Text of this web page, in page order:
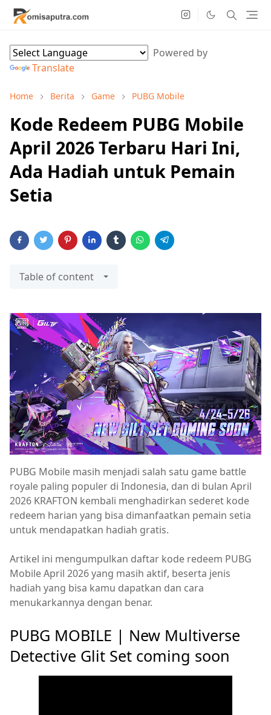
Powered by
Translate
Home Berita Game PUBG Mobile
Kode Redeem PUBG Mobile
April 2026 Terbaru Hari Ini,
Ada Hadiah untuk Pemain
Setia
Table of content
PUBG Mobile masih menjadi salah satu game battle
royale paling populer di Indonesia, dan di bulan April
2026 KRAFTON kembali menghadirkan sederet kode
redeem harian yang bisa dimanfaatkan pemain setia
untuk mendapatkan hadiah gratis.
Artikel ini mengumpulkan daftar kode redeem PUBG
Mobile April 2026 yang masih aktif, beserta jenis
hadiah yang bisa kamu dapatkan dan cara
menukarkannya dengan benar.
PUBG MOBILE | New Multiverse
Detective Glit Set coming soon